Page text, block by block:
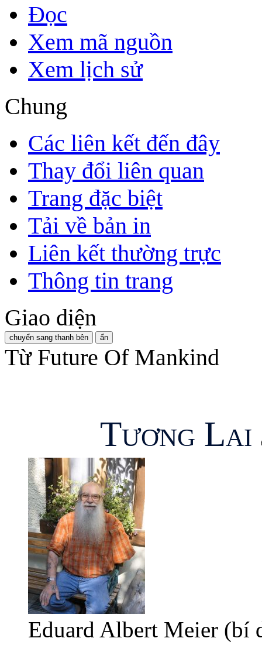
Đọc
Xem mã nguồn
Xem lịch sử
Chung
Các liên kết đến đây
Thay đổi liên quan
Trang đặc biệt
Tải về bản in
Liên kết thường trực
Thông tin trang
Giao diện
chuyển sang thanh bên ẩn
Từ Future Of Mankind
Tương Lai
Eduard Albert Meier